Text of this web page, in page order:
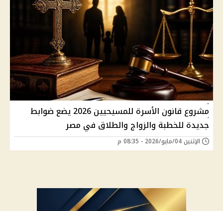
مشروع قانون الأسرة للمسيحيين 2026 يضع ضوابط
جديدة للخطبة والزواج والطلاق في مصر
الإثنين 04/مايو/2026 - 08:35 م